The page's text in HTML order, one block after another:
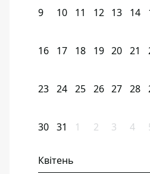
9 10 11 12 13 14
16 17 18 19 20 21
23 24 25 26 27 28
30 31 1 2 3 4
Квітень